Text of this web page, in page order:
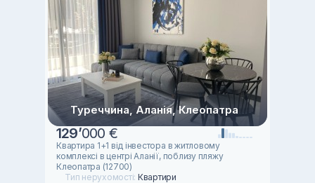
Туреччина, Аланія, Клеопатра
129’000 €
Квартира 1+1 від інвестора в житловому
комплексі в центрі Аланії, поблизу пляжу
Клеопатра (12700)
Тип нерухомості: Квартири